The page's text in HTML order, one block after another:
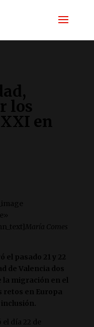
los
en
María Comes
el pasado 21 y 22
de Valencia dos
la migración en el
retos en Europa
inclusión.
día 22 de